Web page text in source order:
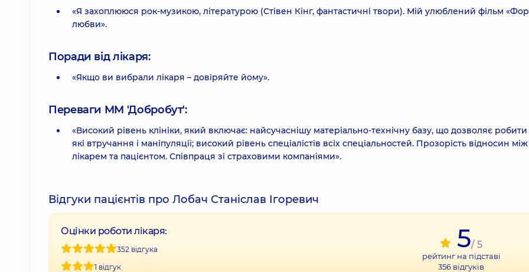
«Я захоплююся рок-музикою, літературою (Стівен Кінг, фантастичні твори). Мій улюблений фільм
любви».
Поради від лікаря:
«Якщо ви вибрали лікаря – довіряйте йому».
Переваги ММ 'Добробут':
«Високий рівень клініки, який включає: найсучаснішу матеріально-технічну базу, що дозволяє
які втручання і маніпуляції; високий рівень спеціалістів всіх спеціальностей. Прозорість відносин між
лікарем та пацієнтом. Співпраця зі страховими компаніями».
Відгуки пацієнтів про Лобач Станіслав Ігоревич
Оцінки роботи лікаря:
352 відгука
1 відгук
5/ 5
рейтинг на підставі
356 відгуків